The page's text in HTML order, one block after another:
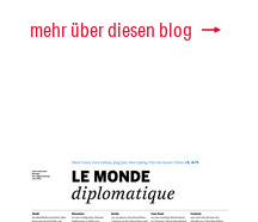
mehr über diesen blog